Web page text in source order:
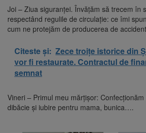
Joi – Ziua siguranței. Învățăm să trecem în
respectând regulile de circulație: ce îmi
cum ne protejăm de producerea de
Citeste și: Zece troițe istorice din
vor fi restaurate. Contractul de
semnat
Vineri – Primul meu mărțișor:
dibăcie și iubire pentru mama, bunica….